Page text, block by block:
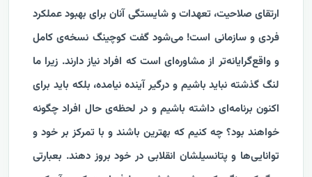
ارتقای صلاحیت، تعهدات و شایستگی آنان برای بهبود عملکرد
فردی و سازمانی است! می‌شود گفت کوچینگ نسخه‌ی کامل
و واقع‌گرایانه‌تر از مشاوره‌ای است که افراد نیاز دارند. زیرا ما
لنگ گذشته نباید باشیم و درگیر آینده نیامده، بلکه باید برای
اکنون برنامه‌ای داشته باشیم و در لحظه‌ی حال افراد چگونه
خواهند بود؟ چه کنیم که بهترین باشند و با تمرکز بر خود و
توانایی‌ها و پتانسیلشان انقلابی در خود بروز دهند. بعبارتی